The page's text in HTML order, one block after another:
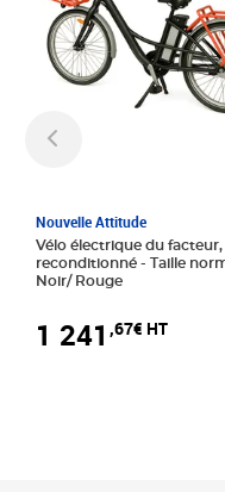
Nouvelle Attitude
Vélo électrique du facteur,
reconditionné - Taille normale -
Noir/ Rouge
1 241 ,67€ HT